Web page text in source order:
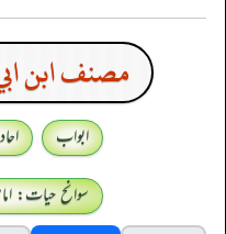
مصنف ابن
ابواب
سوانح حیات: